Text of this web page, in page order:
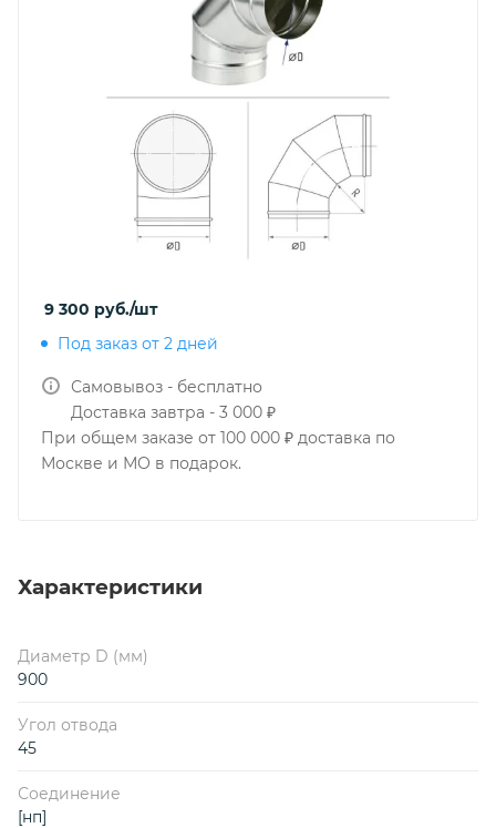
9 300 руб./шт
Под заказ от 2 дней
Самовывоз - бесплатно
Доставка завтра - 3 000 ₽
При общем заказе от 100 000 ₽ доставка по
Москве и МО в подарок.
Характеристики
Диаметр D (мм)
900
Угол отвода
45
Соединение
[нп]